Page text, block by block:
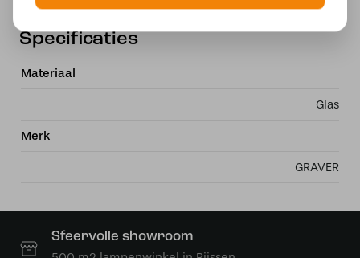
Specificaties
Materiaal
Glas
Merk
GRAVER
Sfeervolle showroom